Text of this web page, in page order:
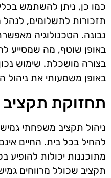
כמו כן, ניתן להשתמש
תזכורות לתשלומים, לנהל
נבונה. הטכנולוגיה
באופן שוטף, מה שמסייע
בצורה מושכלת. שימוש
באופן משמעותי את
תחזוקת תקציב
ניהול תקציב משפחתי
להחיל בכל בית. החיים
מתוכננות יכולות להופיע
תקציב שכולל מרווחים